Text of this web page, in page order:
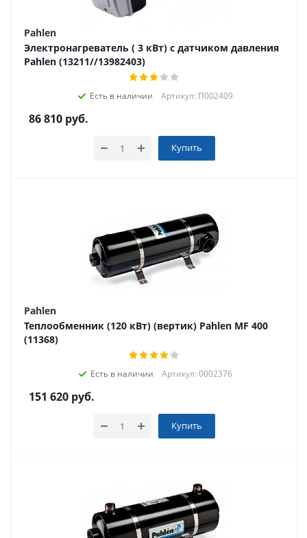
Pahlen
Электронагреватель ( 3 кВт) с датчиком давления
Pahlen (13211//13982403)
Есть в наличии Артикул: П002409
86 810 руб.
Купить
Pahlen
Теплообменник (120 кВт) (вертик) Pahlen МF 400
(11368)
Есть в наличии Артикул: 0002376
151 620 руб.
Купить